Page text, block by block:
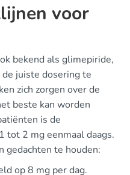
voor
bekend als glimepiride,
juiste dosering te
zich zorgen over de
beste kan worden
is de
tot 2 mg eenmaal daags.
gedachten te houden:
op 8 mg per dag.